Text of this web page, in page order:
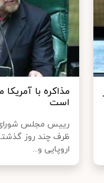
مذاکره با
است
رییس مجلس شورای
ظرف چند روز
اروپایی و...